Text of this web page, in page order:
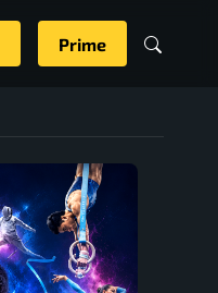
Prime